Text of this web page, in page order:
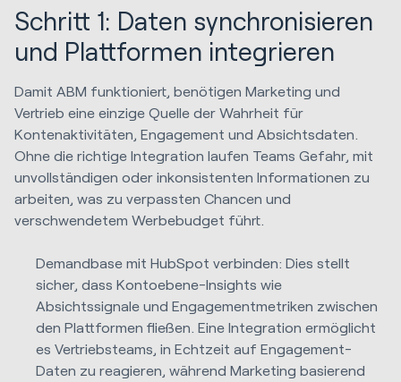
Schritt 1: Daten synchronisieren
und Plattformen integrieren
Damit ABM funktioniert, benötigen Marketing und
Vertrieb eine einzige Quelle der Wahrheit für
Kontenaktivitäten, Engagement und Absichtsdaten.
Ohne die richtige Integration laufen Teams Gefahr, mit
unvollständigen oder inkonsistenten Informationen zu
arbeiten, was zu verpassten Chancen und
verschwendetem Werbebudget führt.
Demandbase mit HubSpot verbinden: Dies stellt
sicher, dass Kontoebene-Insights wie
Absichtssignale und Engagementmetriken zwischen
den Plattformen fließen. Eine Integration ermöglicht
es Vertriebsteams, in Echtzeit auf Engagement-
Daten zu reagieren, während Marketing basierend